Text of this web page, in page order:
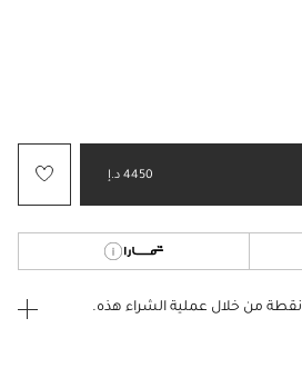
4450 د.إ
نقطة من خلال عملية الشراء هذه.